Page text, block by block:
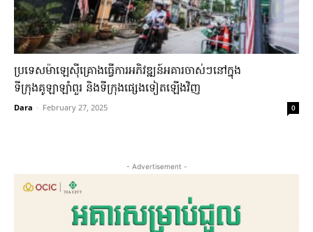
ប្រទេសម៉ាឡេសុីគ្រោងធ្វើការអភិវឌ្ឍន៍អគារចាស់ៗនៅក្នុង
ទីក្រុងគូឡាឡាំពួរ និងទីក្រុងផ្សេងទៀតឡើងវិញ
Dara - February 27, 2025 0
- Advertisement -